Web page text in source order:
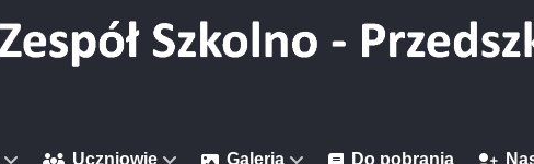
Uczniowie Galeria Do pobrania